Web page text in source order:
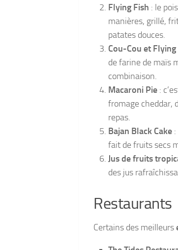
Flying Fish : le
manières, grillé,
patates douces.
Cou-Cou et Flying
de farine de maïs
combinaison.
Macaroni Pie :
fromage cheddar,
repas.
Bajan Black Cake
fait de fruits secs
Jus de fruits
des jus
Restaurants
Certains des meilleurs